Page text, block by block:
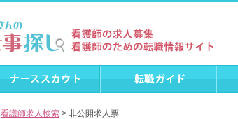
看護師求人検索 > 非公開求人票